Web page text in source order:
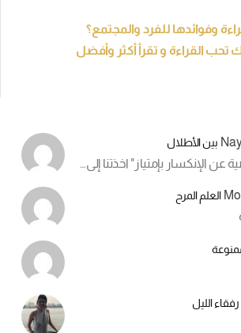
وفوائدها للفرد والمجتمع؟
بين الأطلال
الإنكسار بإمتياز" اخذتنا إلى…
العلم المرح
رفقاء الليل